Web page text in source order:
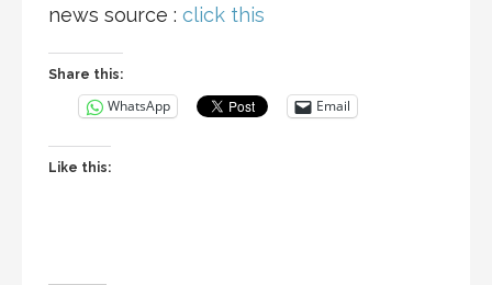
news source : click this
Share this:
WhatsApp Email
Like this: